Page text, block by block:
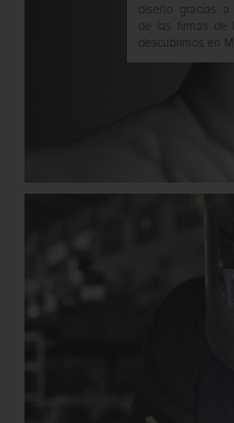
diseño gracias
de las firmas de
descubrimos en